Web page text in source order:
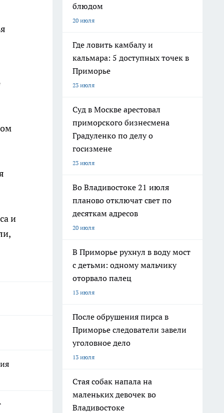
и
блюдом
20 июля
Где ловить камбалу и
кальмара: 5 доступных точек в
Приморье
23 июля
Суд в Москве арестовал
приморского бизнесмена
Градуленко по делу о
госизмене
23 июля
Во Владивостоке 21 июля
планово отключат свет по
десяткам адресов
20 июля
В Приморье рухнул в воду мост
с детьми: одному мальчику
оторвало палец
13 июля
После обрушения пирса в
Приморье следователи завели
уголовное дело
13 июля
Стая собак напала на
маленьких девочек во
Владивостоке